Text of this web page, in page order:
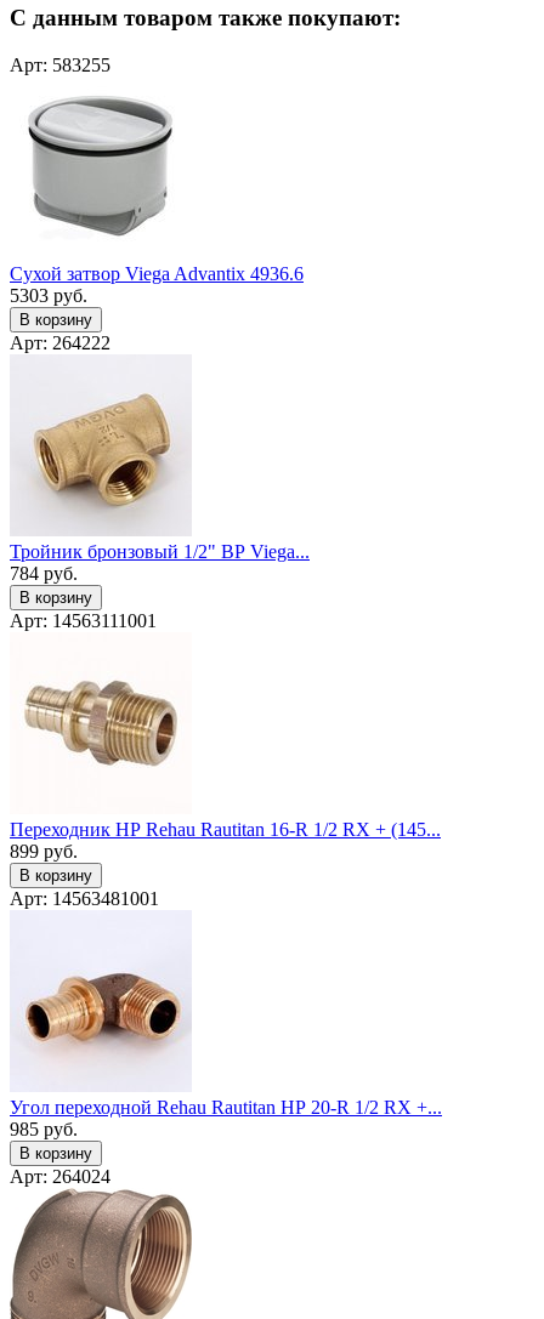
С данным товаром также покупают:
Арт: 583255
Сухой затвор Viega Advantix 4936.6
5303 руб.
В корзину
Арт: 264222
Тройник бронзовый 1/2" ВР Viega...
784 руб.
В корзину
Арт: 14563111001
Переходник НР Rehau Rautitan 16-R 1/2 RX + (145...
899 руб.
В корзину
Арт: 14563481001
Угол переходной Rehau Rautitan НР 20-R 1/2 RX +...
985 руб.
В корзину
Арт: 264024